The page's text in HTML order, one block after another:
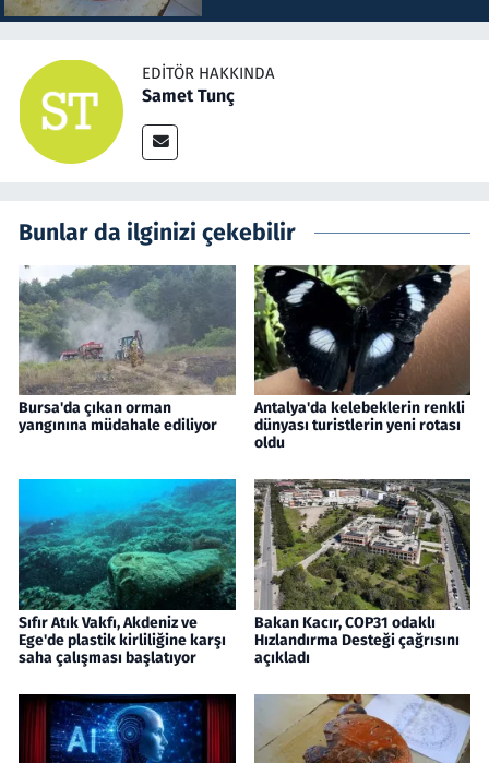
EDITÖR HAKKINDA
Samet Tunç
Bunlar da ilginizi çekebilir
Bursa'da çıkan orman
yangınına müdahale ediliyor
Antalya'da kelebeklerin renkli
dünyası turistlerin yeni rotası
oldu
Sıfır Atık Vakfı, Akdeniz ve
Ege'de plastik kirliliğine karşı
saha çalışması başlatıyor
Bakan Kacır, COP31 odaklı
Hızlandırma Desteği çağrısını
açıkladı